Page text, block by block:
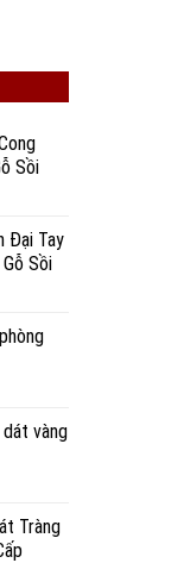
Sồi
Đại Tay
Sồi
vàng
Tràng